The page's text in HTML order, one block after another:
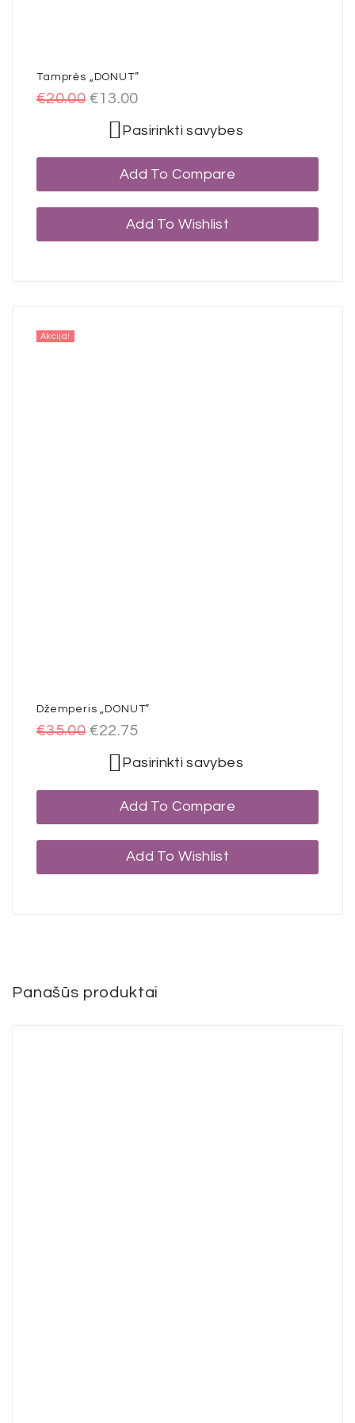
Tamprės „DONUT”
€20.00 €13.00
Pasirinkti savybes
Add To Compare
Add To Wishlist
Akcija!
Džemperis „DONUT”
€35.00 €22.75
Pasirinkti savybes
Add To Compare
Add To Wishlist
Panašūs produktai